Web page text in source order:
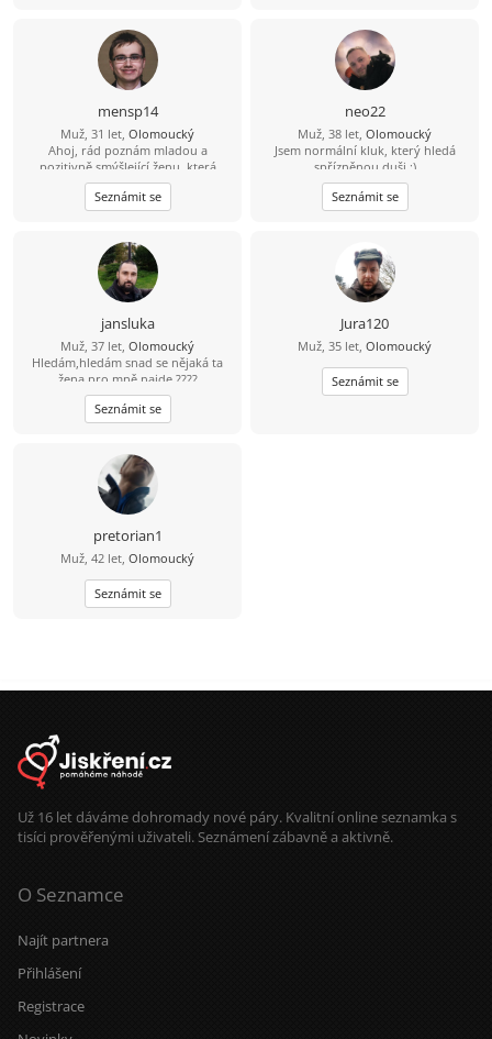
mensp14
Muž, 31 let, Olomoucký
Ahoj, rád poznám mladou a
pozitivně smýšlející ženu, která
nezkazí žádnou legraci.
Seznámit se
neo22
Muž, 38 let, Olomoucký
Jsem normální kluk, který hledá
spřízněnou duši :)
Seznámit se
jansluka
Muž, 37 let, Olomoucký
Hledám,hledám snad se nějaká ta
žena pro mně najde ????
Seznámit se
Jura120
Muž, 35 let, Olomoucký
Seznámit se
pretorian1
Muž, 42 let, Olomoucký
Seznámit se
Už 16 let dáváme dohromady nové páry. Kvalitní online seznamka s
tisíci prověřenými uživateli. Seznámení zábavně a aktivně.
O Seznamce
Najít partnera
Přihlášení
Registrace